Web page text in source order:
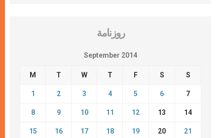
روزنامة
September 2014
M T W T F S S
1 2 3 4 5 6 7
8 9 10 11 12 13 14
15 16 17 18 19 20 21